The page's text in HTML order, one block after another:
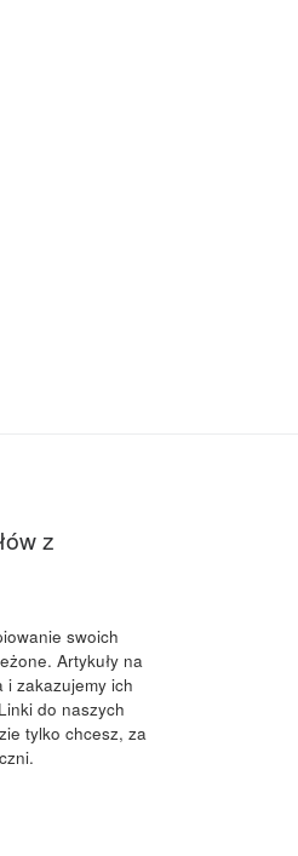
z
swoich
Artykuły na
i zakazujemy ich
do naszych
tylko chcesz, za